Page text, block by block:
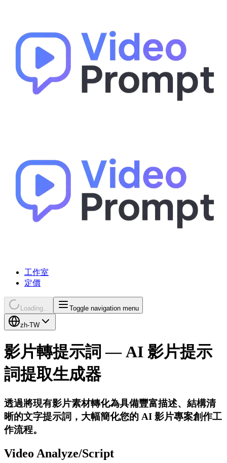
工作室
定價
Loading... Toggle navigation menu
zh-TW
影片轉提示詞—AI 影片提示
詞提取生成器
透過將現有影片素材轉化為具備豐富描述、結構清
晰的文字提示詞，大幅簡化您的 AI 影片專案創作工
作流程。
Video Analyze/Script